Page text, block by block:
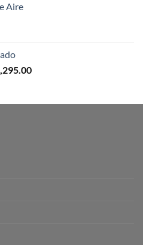
Aire
El
es: